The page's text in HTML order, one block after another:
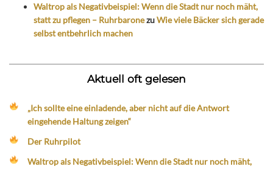
Waltrop als Negativbeispiel: Wenn die Stadt nur noch mäht,
statt zu pflegen – RuhrbaronezuWie viele Bäcker sich gerade
selbst entbehrlich machen
Aktuell oft gelesen
„Ich sollte eine einladende, aber nicht auf die Antwort
eingehende Haltung zeigen“
Der Ruhrpilot
Waltrop als Negativbeispiel: Wenn die Stadt nur noch mäht,